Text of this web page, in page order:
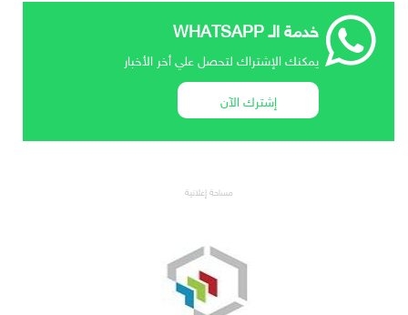
خدمة الـ WHATSAPP
يمكنك الإشتراك لتحصل علي أخر الأخبار
إشترك الآن
مساحة إعلانية